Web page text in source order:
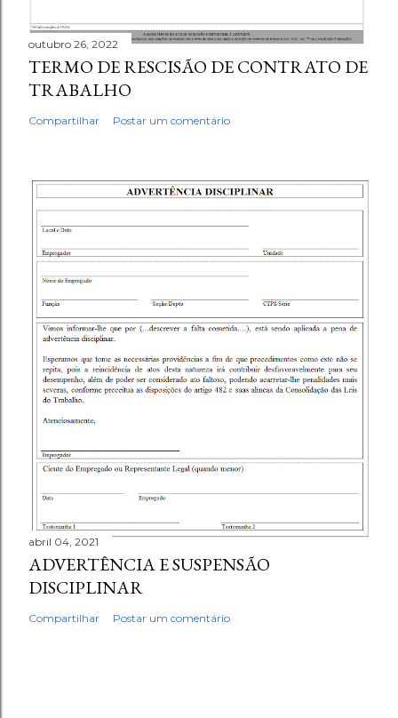
outubro 26, 2022
TERMO DE RESCISÃO DE CONTRATO DE
TRABALHO
Compartilhar Postar um comentário
abril 04, 2021
ADVERTÊNCIA E SUSPENSÃO
DISCIPLINAR
Compartilhar Postar um comentário